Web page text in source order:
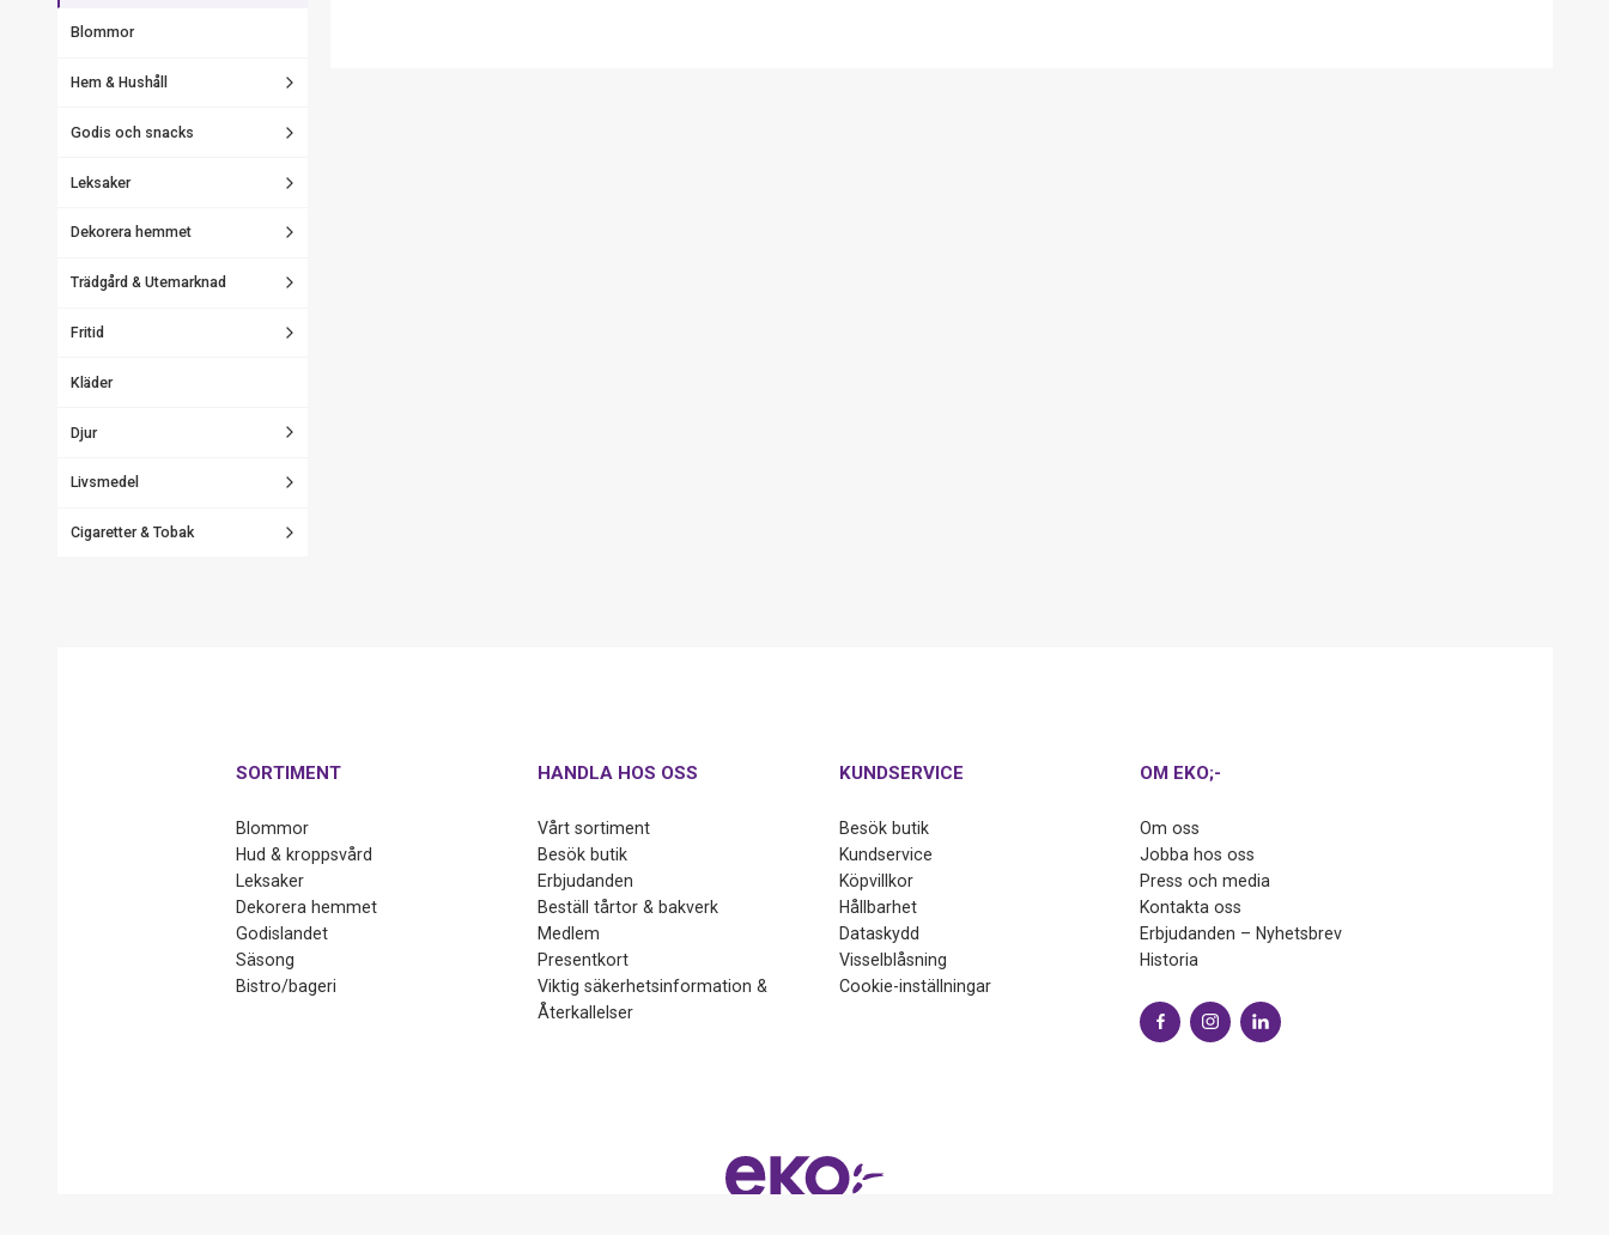
Blommor
Hem & Hushåll
Godis och snacks
Leksaker
Dekorera hemmet
Trädgård & Utemarknad
Fritid
Kläder
Djur
Livsmedel
Cigaretter & Tobak
SORTIMENT
Blommor
Hud & kroppsvård
Leksaker
Dekorera hemmet
Godislandet
Säsong
Bistro/bageri
HANDLA HOS OSS
Vårt sortiment
Besök butik
Erbjudanden
Beställ tårtor & bakverk
Medlem
Presentkort
Viktig säkerhetsinformation &
Återkallelser
KUNDSERVICE
Besök butik
Kundservice
Köpvillkor
Hållbarhet
Dataskydd
Visselblåsning
Cookie-inställningar
OM EKO;-
Om oss
Jobba hos oss
Press och media
Kontakta oss
Erbjudanden – Nyhetsbrev
Historia